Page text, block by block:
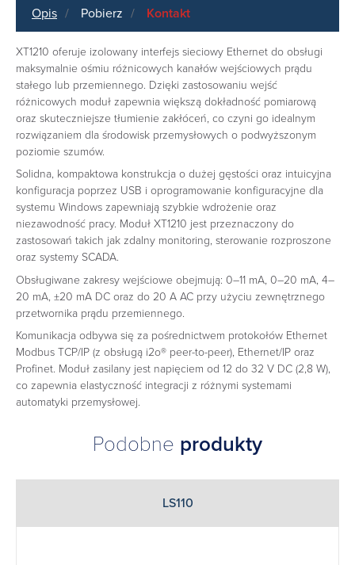
Opis Pobierz Kontakt
XT1210 oferuje izolowany interfejs sieciowy Ethernet do obsługi
maksymalnie ośmiu różnicowych kanałów wejściowych prądu
stałego lub przemiennego. Dzięki zastosowaniu wejść
różnicowych moduł zapewnia większą dokładność pomiarową
oraz skuteczniejsze tłumienie zakłóceń, co czyni go idealnym
rozwiązaniem dla środowisk przemysłowych o podwyższonym
poziomie szumów.
Solidna, kompaktowa konstrukcja o dużej gęstości oraz intuicyjna
konfiguracja poprzez USB i oprogramowanie konfiguracyjne dla
systemu Windows zapewniają szybkie wdrożenie oraz
niezawodność pracy. Moduł XT1210 jest przeznaczony do
zastosowań takich jak zdalny monitoring, sterowanie rozproszone
oraz systemy SCADA.
Obsługiwane zakresy wejściowe obejmują: 0–11 mA, 0–20 mA, 4–
20 mA, ±20 mA DC oraz do 20 A AC przy użyciu zewnętrznego
przetwornika prądu przemiennego.
Komunikacja odbywa się za pośrednictwem protokołów Ethernet
Modbus TCP/IP (z obsługą i2o® peer-to-peer), Ethernet/IP oraz
Profinet. Moduł zasilany jest napięciem od 12 do 32 V DC (2,8 W),
co zapewnia elastyczność integracji z różnymi systemami
automatyki przemysłowej.
Podobne produkty
LS110